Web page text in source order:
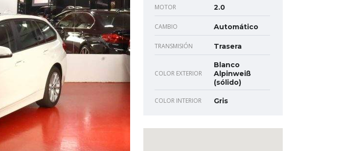
MOTOR 2.0
CAMBIO Automático
TRANSMISIÓN Trasera
COLOR EXTERIOR
Blanco
Alpinweiß
(sólido)
COLOR INTERIOR Gris